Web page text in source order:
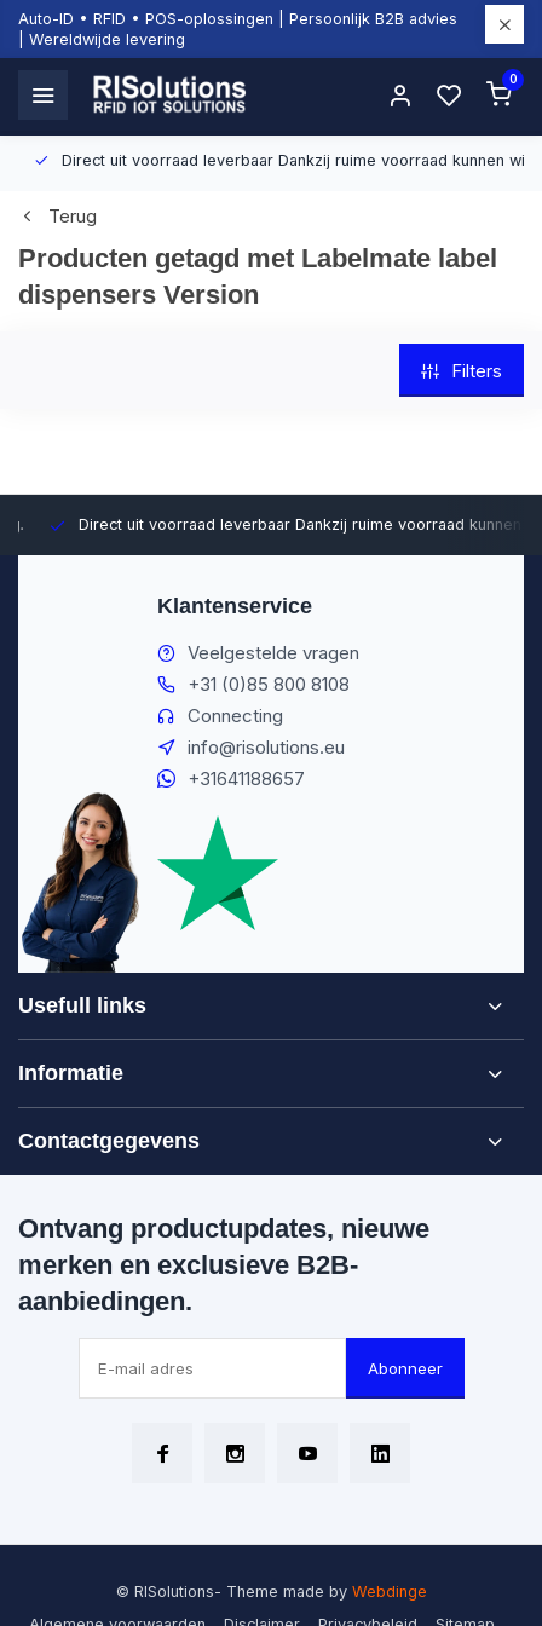
Auto-ID • RFID • POS-oplossingen | Persoonlijk B2B advies
| Wereldwijde levering
0
Direct uit voorraad leverbaarDankzij ruime voorraad kunnen wij
Terug
Producten getagd met Labelmate label
dispensers Version
Filters
Direct uit voorraad leverbaarDankzij ruime voorraad kunnen wij
Klantenservice
Veelgestelde vragen
+31 (0)85 800 8108
Connecting
info@risolutions.eu
+31641188657
Usefull links
Informatie
Contactgegevens
Ontvang productupdates, nieuwe
merken en exclusieve B2B-
aanbiedingen.
Abonneer
© RISolutions- Theme made by Webdinge